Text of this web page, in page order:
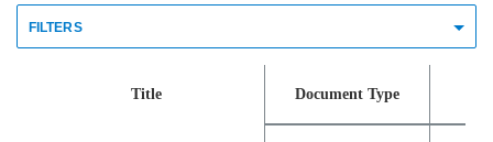
FILTERS
Title Document Type